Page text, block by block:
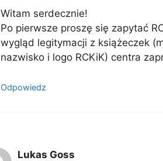
Witam serdecznie!
Po pierwsze proszę się zapytać
wygląd legitymacji z książeczek
nazwisko i logo RCKiK) centra
Odpowiedz
Lukas Goss